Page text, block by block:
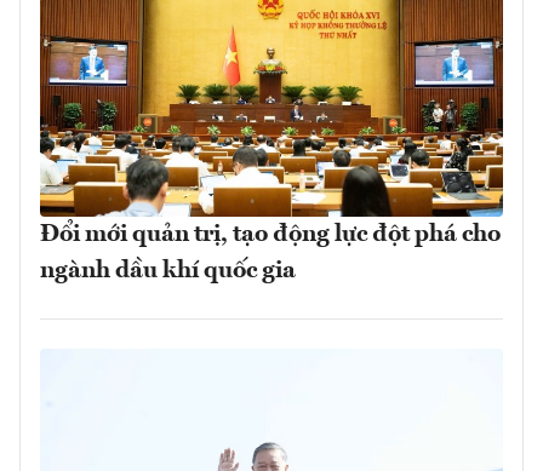
Đổi mới quản trị, tạo động lực đột phá cho
ngành dầu khí quốc gia